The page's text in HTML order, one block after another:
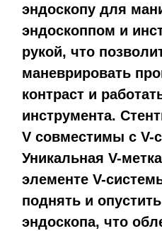
эндоскопу для
эндоскоппом и
рукой, что
маневрировать
контраст и
инструмента.
V совместимы с V-
Уникальная V-
элементе V-
поднять и
эндоскопа, что